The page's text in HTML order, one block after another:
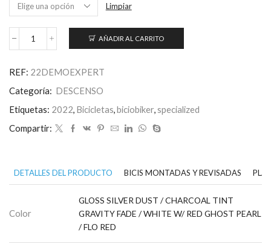
Limpiar
Demo
AÑADIR AL CARRITO
REF: 22DEMOEXPERT
Categoría: DESCENSO
Etiquetas: 2022, Bicicletas,biciobiker,specialized
Compartir:
DETALLES DEL PRODUCTO BICIS MONTADAS Y REVISADAS
Color
GLOSS SILVER DUST / CHARCOAL TINT
GRAVITY FADE / WHITE W/ RED GHOST PEARL
/ FLO RED